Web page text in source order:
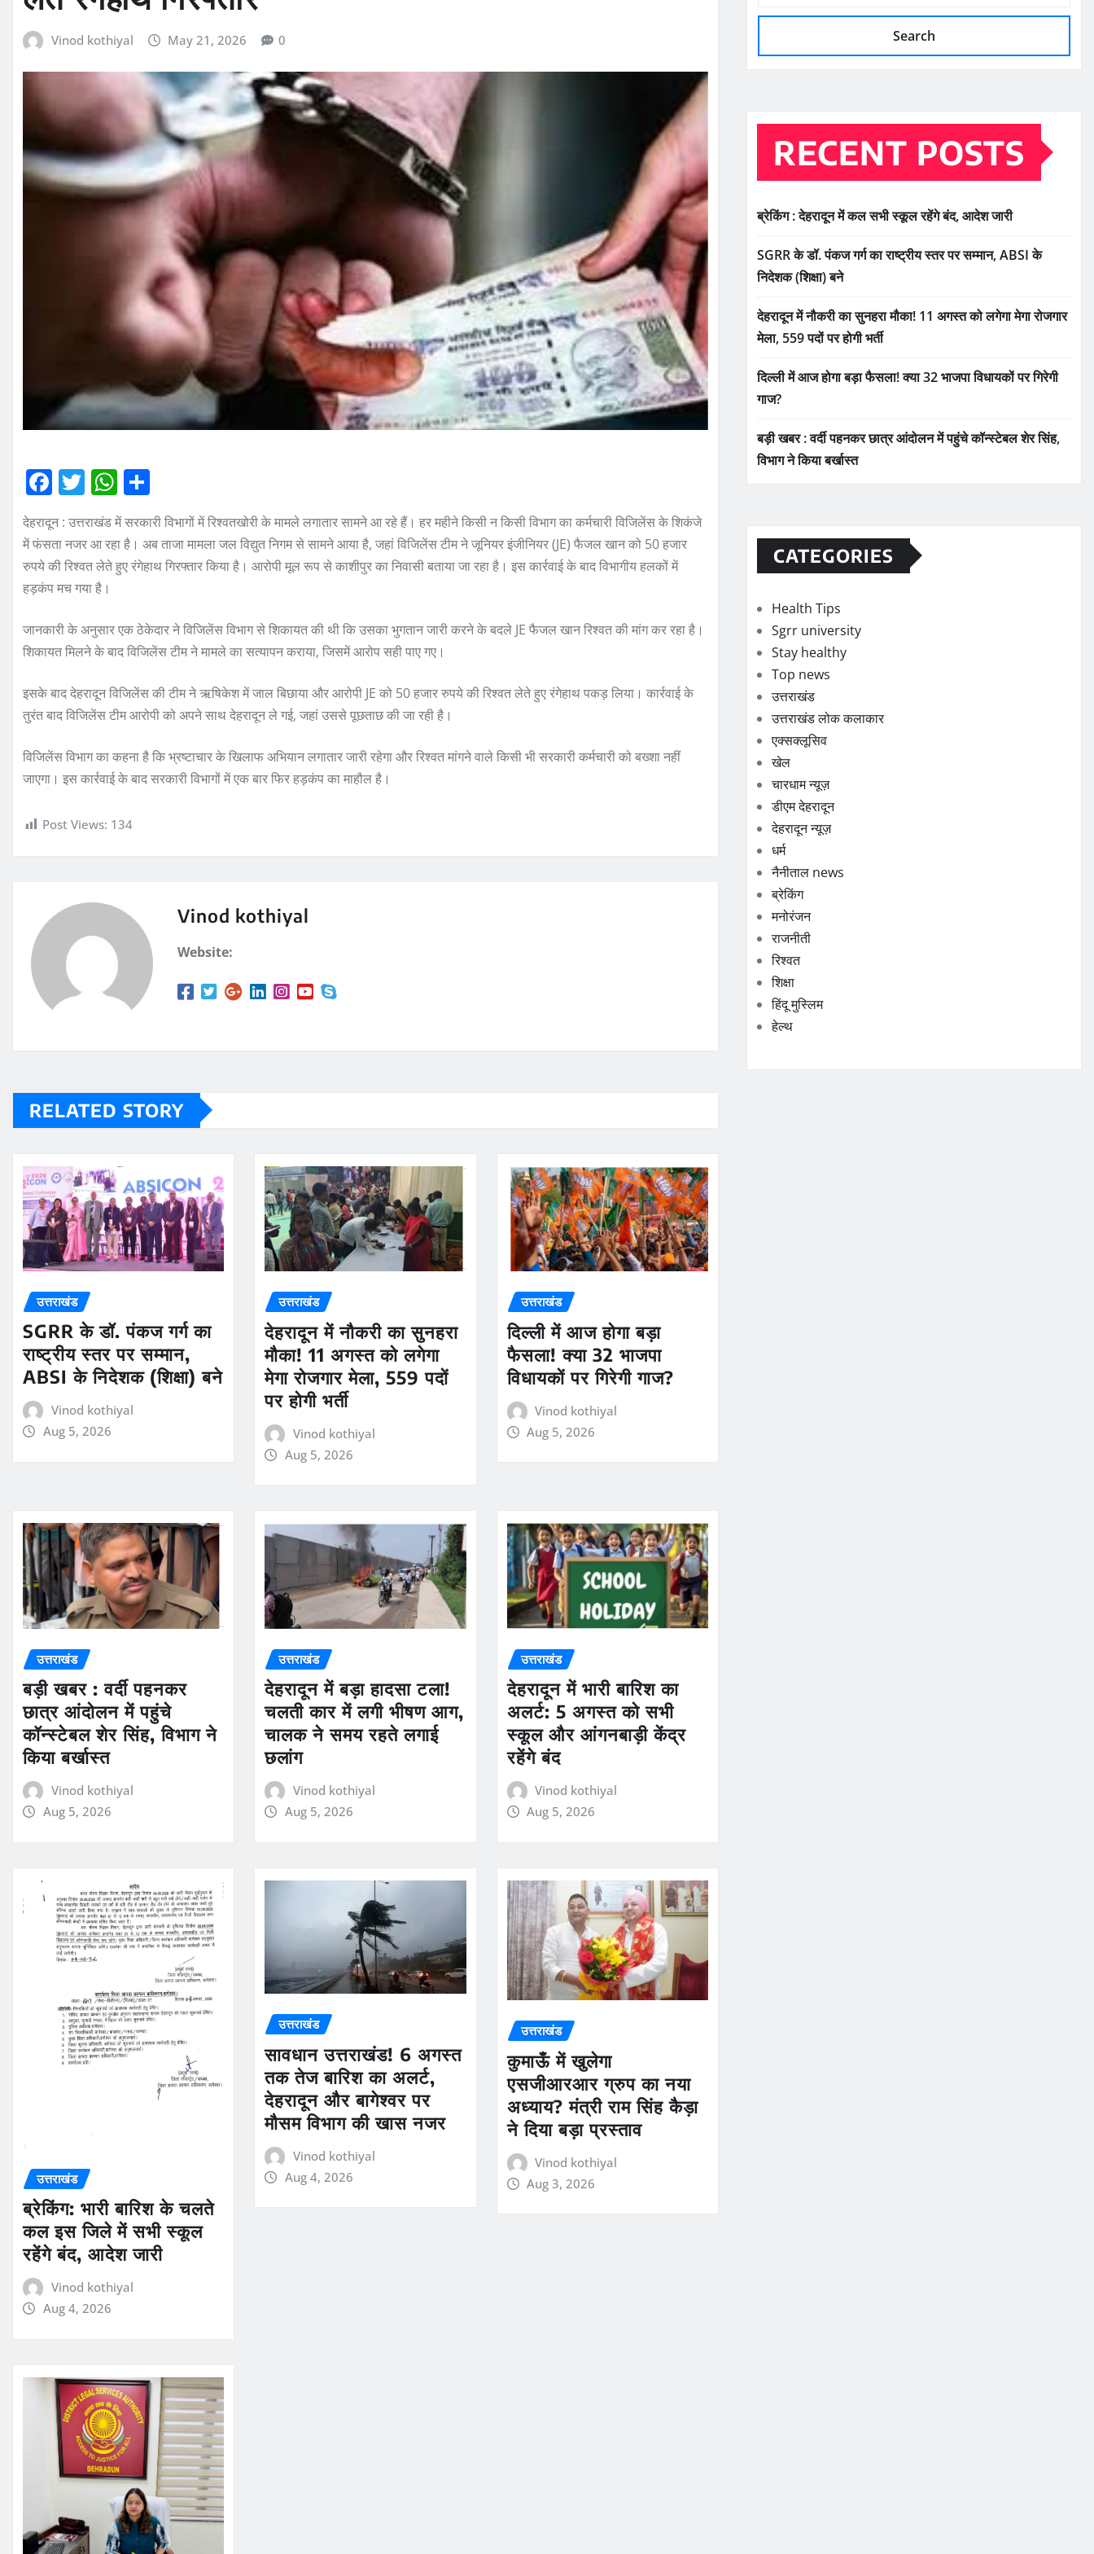
Vinod kothiyal May 21, 2026 0
F
c
e
b
o
k
T
w
it
te
r
W
h
at
s
A
p
h
a
re
देहरादून : उत्तराखंड में सरकारी विभागों में रिश्वतखोरी के मामले लगातार सामने आ रहे हैं। हर महीने किसी न किसी विभाग का कर्मचारी विजिलेंस के शिकंजे
में फंसता नजर आ रहा है। अब ताजा मामला जल विद्युत निगम से सामने आया है, जहां विजिलेंस टीम ने जूनियर इंजीनियर (JE) फैजल खान को 50 हजार
रुपये की रिश्वत लेते हुए रंगेहाथ गिरफ्तार किया है। आरोपी मूल रूप से काशीपुर का निवासी बताया जा रहा है। इस कार्रवाई के बाद विभागीय हलकों में
हड़कंप मच गया है।
जानकारी के अनुसार एक ठेकेदार ने विजिलेंस विभाग से शिकायत की थी कि उसका भुगतान जारी करने के बदले JE फैजल खान रिश्वत की मांग कर रहा है।
शिकायत मिलने के बाद विजिलेंस टीम ने मामले का सत्यापन कराया, जिसमें आरोप सही पाए गए।
इसके बाद देहरादून विजिलेंस की टीम ने ऋषिकेश में जाल बिछाया और आरोपी JE को 50 हजार रुपये की रिश्वत लेते हुए रंगेहाथ पकड़ लिया। कार्रवाई के
तुरंत बाद विजिलेंस टीम आरोपी को अपने साथ देहरादून ले गई, जहां उससे पूछताछ की जा रही है।
विजिलेंस विभाग का कहना है कि भ्रष्टाचार के खिलाफ अभियान लगातार जारी रहेगा और रिश्वत मांगने वाले किसी भी सरकारी कर्मचारी को बख्शा नहीं
जाएगा। इस कार्रवाई के बाद सरकारी विभागों में एक बार फिर हड़कंप का माहौल है।
Post Views: 134
Vinod kothiyal
Website:
RELATED STORY
उत्तराखंड
SGRR के डॉ. पंकज गर्ग का
राष्ट्रीय स्तर पर सम्मान,
ABSI के निदेशक (शिक्षा) बने
Vinod kothiyal
Aug 5, 2026
उत्तराखंड
देहरादून में नौकरी का सुनहरा
मौका! 11 अगस्त को लगेगा
मेगा रोजगार मेला, 559 पदों
पर होगी भर्ती
Vinod kothiyal
Aug 5, 2026
उत्तराखंड
दिल्ली में आज होगा बड़ा
फैसला! क्या 32 भाजपा
विधायकों पर गिरेगी गाज?
Vinod kothiyal
Aug 5, 2026
उत्तराखंड
बड़ी खबर : वर्दी पहनकर
छात्र आंदोलन में पहुंचे
कॉन्स्टेबल शेर सिंह, विभाग ने
किया बर्खास्त
Vinod kothiyal
Aug 5, 2026
उत्तराखंड
देहरादून में बड़ा हादसा टला!
चलती कार में लगी भीषण आग,
चालक ने समय रहते लगाई
छलांग
Vinod kothiyal
Aug 5, 2026
उत्तराखंड
देहरादून में भारी बारिश का
अलर्ट: 5 अगस्त को सभी
स्कूल और आंगनबाड़ी केंद्र
रहेंगे बंद
Vinod kothiyal
Aug 5, 2026
उत्तराखंड
ब्रेकिंग: भारी बारिश के चलते
कल इस जिले में सभी स्कूल
रहेंगे बंद, आदेश जारी
Vinod kothiyal
Aug 4, 2026
उत्तराखंड
सावधान उत्तराखंड! 6 अगस्त
तक तेज बारिश का अलर्ट,
देहरादून और बागेश्वर पर
मौसम विभाग की खास नजर
Vinod kothiyal
Aug 4, 2026
उत्तराखंड
कुमाऊँ में खुलेगा
एसजीआरआर ग्रुप का नया
अध्याय? मंत्री राम सिंह कैड़ा
ने दिया बड़ा प्रस्ताव
Vinod kothiyal
Aug 3, 2026
Search
RECENT POSTS
ब्रेकिंग : देहरादून में कल सभी स्कूल रहेंगे बंद, आदेश जारी
SGRR के डॉ. पंकज गर्ग का राष्ट्रीय स्तर पर सम्मान, ABSI के
निदेशक (शिक्षा) बने
देहरादून में नौकरी का सुनहरा मौका! 11 अगस्त को लगेगा मेगा रोजगार
मेला, 559 पदों पर होगी भर्ती
दिल्ली में आज होगा बड़ा फैसला! क्या 32 भाजपा विधायकों पर गिरेगी
गाज?
बड़ी खबर : वर्दी पहनकर छात्र आंदोलन में पहुंचे कॉन्स्टेबल शेर सिंह,
विभाग ने किया बर्खास्त
CATEGORIES
Health Tips
Sgrr university
Stay healthy
Top news
उत्तराखंड
उत्तराखंड लोक कलाकार
एक्सक्लूसिव
खेल
चारधाम न्यूज़
डीएम देहरादून
देहरादून न्यूज़
धर्म
नैनीताल news
ब्रेकिंग
मनोरंजन
राजनीती
रिश्वत
शिक्षा
हिंदू मुस्लिम
हेल्थ